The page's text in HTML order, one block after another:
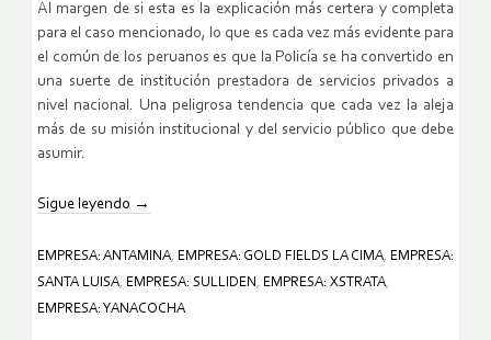
Al margen de si esta es la explicación más certera y completa
para el caso mencionado, lo que es cada vez más evidente para
el común de los peruanos es que la Policía se ha convertido en
una suerte de institución prestadora de servicios privados a
nivel nacional. Una peligrosa tendencia que cada vez la aleja
más de su misión institucional y del servicio público que debe
asumir.
Sigue leyendo →
EMPRESA: ANTAMINA, EMPRESA: GOLD FIELDS LA CIMA, EMPRESA:
SANTA LUISA, EMPRESA: SULLIDEN , EMPRESA: XSTRATA,
EMPRESA: YANACOCHA